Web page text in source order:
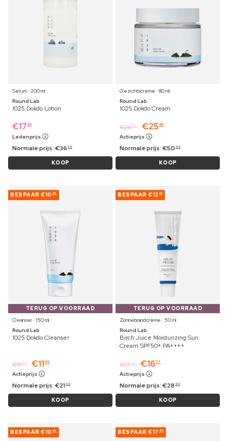
Serum ⋅ 200 ml
Round Lab
1025 Dokdo Lotion
€17 69
Ledenprijs
Normale prijs:€36 29
KOOP
Gezichtscrème ⋅ 80 ml
Round Lab
1025 Dokdo Cream
€2679 €25 99
Actieprijs
Normale prijs:€50 99
KOOP
BESPAAR €10 46
TERUG OP VOORRAAD
Cleanser ⋅ 150 ml
Round Lab
1025 Dokdo Cleanser
€11 89 €11 53
Actieprijs
Normale prijs:€21 99
KOOP
BESPAAR €12 22
TERUG OP VOORRAAD
Zonnebrandcrème ⋅ 50 ml
Round Lab
Birch Juice Moisturizing Sun
Cream SPF50+ PA++++
€1729 €1677
Actieprijs
Normale prijs:€28 99
KOOP
BESPAAR €10 49 BESPAAR €17 94